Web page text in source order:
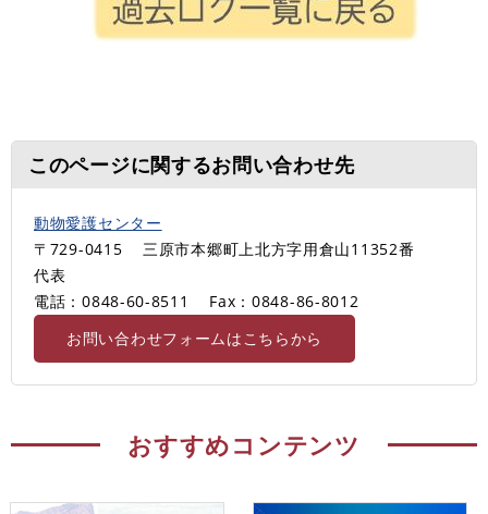
このページに関するお問い合わせ先
動物愛護センター
〒729-0415
三原市本郷町上北方字用倉山11352番
代表
電話：0848-60-8511
Fax：0848-86-8012
お問い合わせフォームはこちらから
おすすめコンテンツ